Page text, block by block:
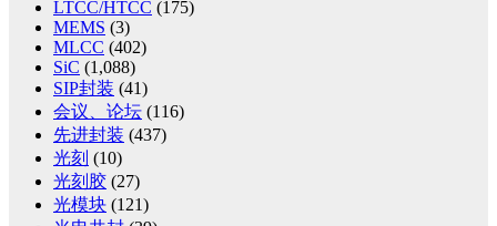
LTCC/HTCC (175)
MEMS (3)
MLCC (402)
SiC (1,088)
SIP封装 (41)
会议、论坛 (116)
先进封装 (437)
光刻 (10)
光刻胶 (27)
光模块 (121)